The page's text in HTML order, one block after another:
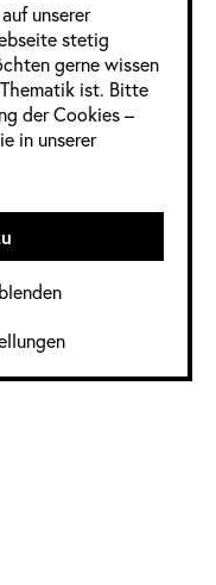
Divers
unserer
stetig
gerne wissen
ist. Bitte
der Cookies –
in unserer